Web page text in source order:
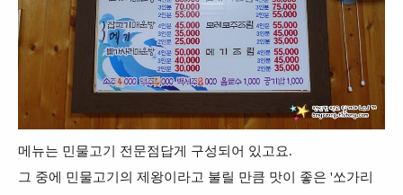
메뉴는 민물고기 전문점답게 구성되어 있고요.
그 중에 민물고기의 제왕이라고 불릴 만큼 맛이 좋은 '쏘가리